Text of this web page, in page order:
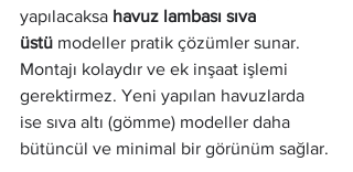
yapılacaksa havuz lambası sıva
üstü modeller pratik çözümler sunar.
Montajı kolaydır ve ek inşaat işlemi
gerektirmez. Yeni yapılan havuzlarda
ise sıva altı (gömme) modeller daha
bütüncül ve minimal bir görünüm sağlar.